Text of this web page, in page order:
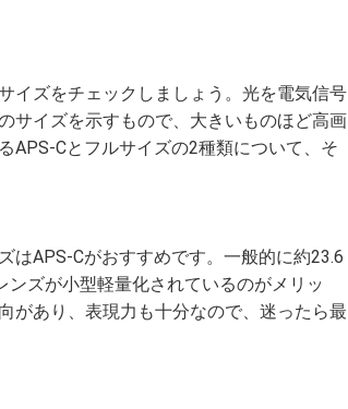
イズをチェックしましょう。光を電気信号
サイズを示すもので、大きいものほど高画
APS-Cとフルサイズの2種類について、そ
はAPS-Cがおすすめです。一般的に約23.6
ズが小型軽量化されているのがメリッ
があり、表現力も十分なので、迷ったら最